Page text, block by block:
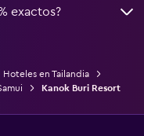
exactos?
Hoteles en Tailandia
Kanok Buri Resort